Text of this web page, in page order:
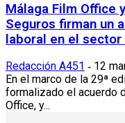
Málaga Film Office
Seguros firman un
laboral en el sector
Redacción A451 - 12
En el marco de la 29ª
formalizado el acuerdo
Office, y...